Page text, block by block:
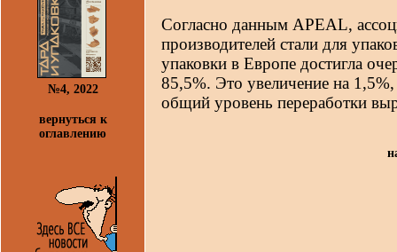
№4, 2022
вернуться к
оглавлению
Согласно данным APEAL,
производителей стали для
упаковки в Европе достигла
85,5%. Это увеличение на
общий уровень переработки